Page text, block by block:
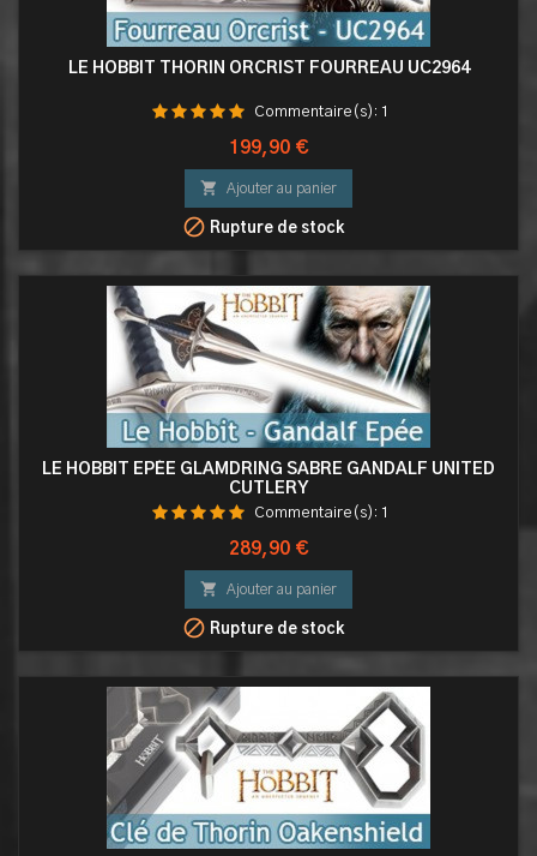
LE HOBBIT THORIN ORCRIST FOURREAU UC2964
Commentaire(s): 1
Prix
199,90 €
 Ajouter au panier
 Rupture de stock
LE HOBBIT EPÉE GLAMDRING SABRE GANDALF UNITED
CUTLERY
Commentaire(s): 1
Prix
289,90 €
 Ajouter au panier
 Rupture de stock